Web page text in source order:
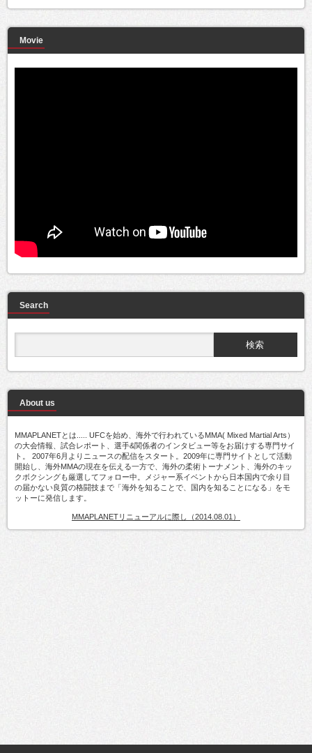
Movie
Search
About us
MMAPLANETとは..... UFCを始め、海外で行われているMMA( Mixed Martial Arts）
の大会情報、試合レポート、選手&関係者のインタビュー等をお届けする専門サイ
ト。 2007年6月よりニュースの配信をスタート。2009年に専門サイトとして活動
開始し、海外MMAの現在を伝える一方で、海外の柔術トーナメント、海外のキッ
クボクシングも厳選してフォロー中。メジャー系イベントから日本国内で余り目
の届かない良質の格闘技まで「海外を知ることで、国内を知ることになる」をモ
ットーに発信します。
MMAPLANETリニューアルに際し（2014.08.01）